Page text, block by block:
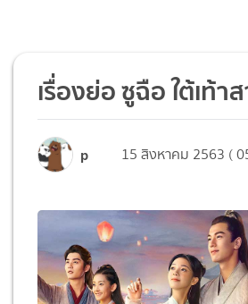
เรื่องย่อ ซูฉือ ใต้เท้
p 15 สิงหาคม 2563 (